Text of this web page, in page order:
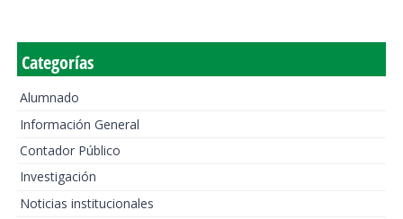
Categorías
Alumnado
Información General
Contador Público
Investigación
Noticias institucionales